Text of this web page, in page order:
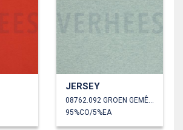
JERSEY
08762.092 GROEN GEMÊLEERD
95%CO/5%EA